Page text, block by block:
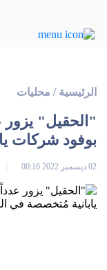
الرئيسية / محليات
"الحقيل" يزور
بوفود شركات
02 ديسمبر 2022 00:16